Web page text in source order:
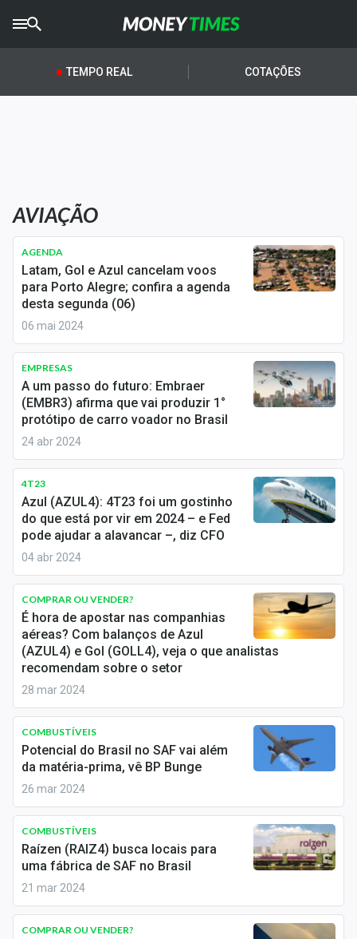
CRYPTOTIMES
AGROTIMES
Newsletters
Money Trader
Anuncie
Últimas Notícias
Newsletters
Cotações
Comprar ou vender?
Carteiras Recomendadas
Central de Dividendos
Central de Fundos Imobiliários
Central dos IPOs
Renda Fixa
Finanças Pessoais
Mercados
Economia
Empresas
Brasil
Política
Colunas
Especiais
Internacional
TEMPO REAL COTAÇÕES
AVIAÇÃO
AGENDA
Latam, Gol e Azul cancelam voos
para Porto Alegre; confira a agenda
desta segunda (06)
06 mai 2024
EMPRESAS
A um passo do futuro: Embraer
(EMBR3) afirma que vai produzir 1°
protótipo de carro voador no Brasil
24 abr 2024
4T23
Azul (AZUL4): 4T23 foi um gostinho
do que está por vir em 2024 – e Fed
pode ajudar a alavancar –, diz CFO
04 abr 2024
COMPRAR OU VENDER?
É hora de apostar nas companhias
aéreas? Com balanços de Azul
(AZUL4) e Gol (GOLL4), veja o que analistas
recomendam sobre o setor
28 mar 2024
COMBUSTÍVEIS
Potencial do Brasil no SAF vai além
da matéria-prima, vê BP Bunge
26 mar 2024
COMBUSTÍVEIS
Raízen (RAIZ4) busca locais para
uma fábrica de SAF no Brasil
21 mar 2024
COMPRAR OU VENDER?